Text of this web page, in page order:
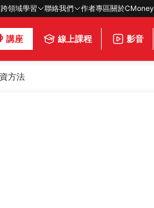
跨領域學習 聯絡我們 作者專區關於CMoney
講座 線上課程 影音
方法